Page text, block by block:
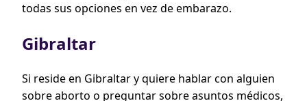
todas sus opciones en vez de embarazo.
Gibraltar
Si reside en Gibraltar y quiere hablar con alguien
sobre aborto o preguntar sobre asuntos médicos,